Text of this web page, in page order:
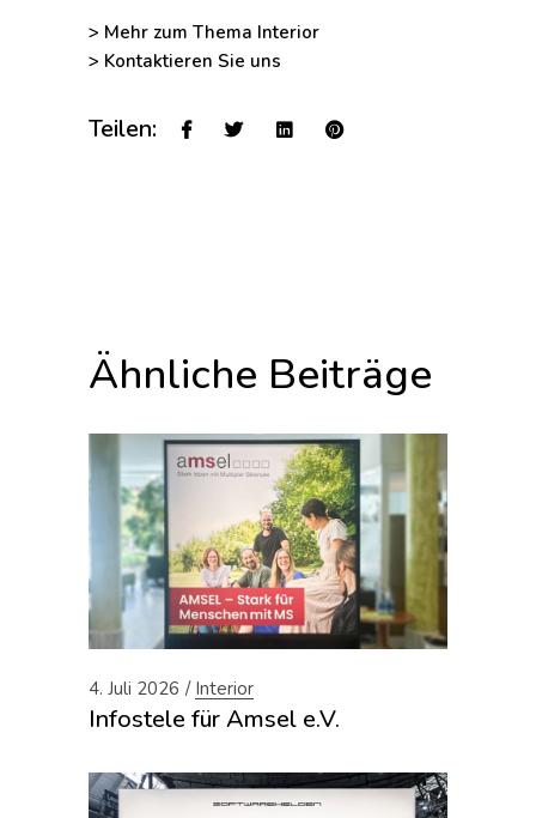
> Mehr zum Thema Interior
> Kontaktieren Sie uns
Teilen:
Ähnliche Beiträge
4. Juli 2026 Interior
Infostele für Amsel e.V.